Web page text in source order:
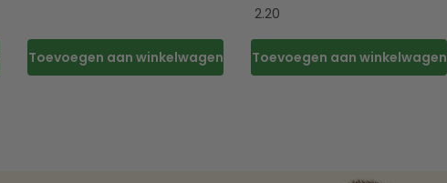
Toevoegen aan winkelwagen
2.20
Toevoegen aan winkelwagen